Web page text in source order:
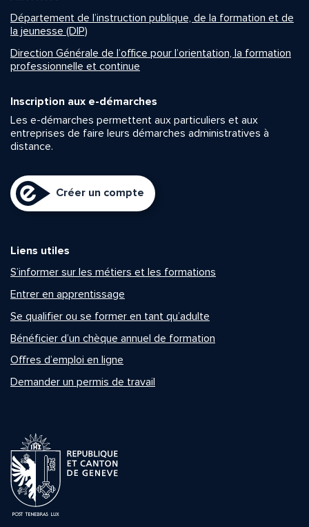
Département de l’instruction publique, de la formation et de
la jeunesse (DIP)
Direction Générale de l’office pour l’orientation, la formation
professionnelle et continue
Inscription aux e-démarches
Les e-démarches permettent aux particuliers et aux
entreprises de faire leurs démarches administratives à
distance.
Créer un compte
Liens utiles
S’informer sur les métiers et les formations
Entrer en apprentissage
Se qualifier ou se former en tant qu’adulte
Bénéficier d’un chèque annuel de formation
Offres d’emploi en ligne
Demander un permis de travail